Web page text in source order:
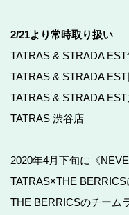
2/21より常時取り扱い
TATRAS & STRADA
TATRAS & STRADA
TATRAS & STRADA
TATRAS 渋谷店
2020年4月下旬に《
TATRAS×THE BERRICS
THE BERRICSのチーム